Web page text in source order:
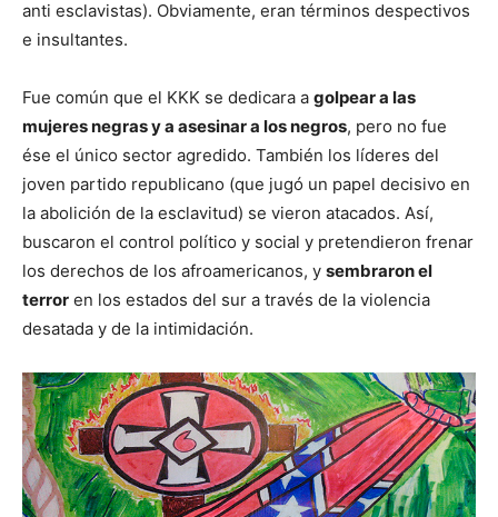
anti esclavistas). Obviamente, eran términos despectivos
e insultantes.
Fue común que el KKK se dedicara a golpear a las
mujeres negras y a asesinar a los negros, pero no fue
ése el único sector agredido. También los líderes del
joven partido republicano (que jugó un papel decisivo en
la abolición de la esclavitud) se vieron atacados. Así,
buscaron el control político y social y pretendieron frenar
los derechos de los afroamericanos, y sembraron el
terror en los estados del sur a través de la violencia
desatada y de la intimidación.